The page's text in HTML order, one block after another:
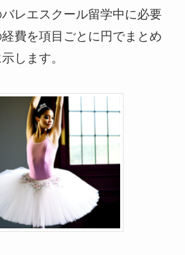
レエスクール留学中に必要
費を項目ごとに円でまとめ
します。